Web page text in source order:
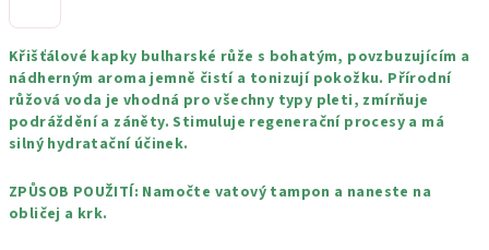
Křišťálové kapky bulharské růže s bohatým, povzbuzujícím a
nádherným aroma jemně čistí a tonizují pokožku. Přírodní
růžová voda je vhodná pro všechny typy pleti, zmírňuje
podráždění a záněty. Stimuluje regenerační procesy a má
silný hydratační účinek.
ZPŮSOB POUŽITÍ: Namočte vatový tampon a naneste na
obličej a krk.